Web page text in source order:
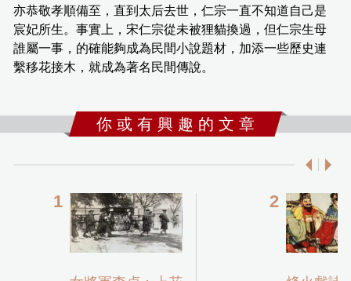
亦恭敬孝順備至，直到太后去世，仁宗一直不知道自己是
宸妃所生。事實上，宋仁宗從未被狸貓換過，但仁宗生母
誰屬一事，的確能夠成為民間小說題材，加添一些歷史連
繫移花接木，就成為著名民間傳說。
你 或 有 興 趣 的 文 章